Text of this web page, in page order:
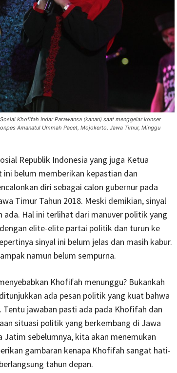
Khofifah Indar Parawansa (kanan) saat menggelar konser
Amanatul Ummah Pacet, Mojokerto, Jawa Timur, Minggu
Republik Indonesia yang juga Ketua
belum memberikan kepastian dan
diri sebagai calon gubernur pada
Timur Tahun 2018. Meski demikian, sinyal
ada. Hal ini terlihat dari manuver politik yang
elite-elite partai politik dan turun ke
sinyal ini belum jelas dan masih kabur.
namun belum sempurna.
Khofifah menunggu? Bukankah
ada pesan politik yang kuat bahwa
Tentu jawaban pasti ada pada Khofifah dan
situasi politik yang berkembang di Jawa
sebelumnya, kita akan menemukan
gambaran kenapa Khofifah sangat hati-
tahun depan.